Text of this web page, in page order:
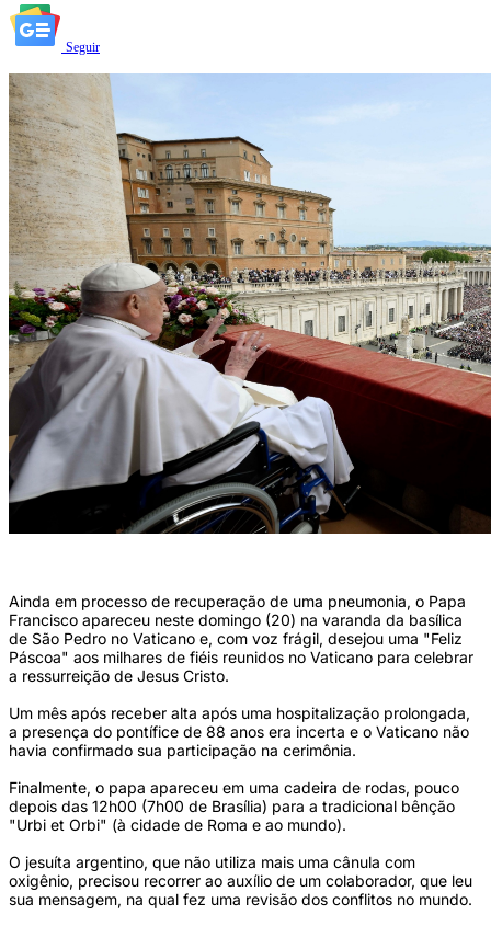
Seguir
Ainda em processo de recuperação de uma pneumonia, o Papa
Francisco apareceu neste domingo (20) na varanda da basílica
de São Pedro no Vaticano e, com voz frágil, desejou uma "Feliz
Páscoa" aos milhares de fiéis reunidos no Vaticano para celebrar
a ressurreição de Jesus Cristo.
Um mês após receber alta após uma hospitalização prolongada,
a presença do pontífice de 88 anos era incerta e o Vaticano não
havia confirmado sua participação na cerimônia.
Finalmente, o papa apareceu em uma cadeira de rodas, pouco
depois das 12h00 (7h00 de Brasília) para a tradicional bênção
"Urbi et Orbi" (à cidade de Roma e ao mundo).
O jesuíta argentino, que não utiliza mais uma cânula com
oxigênio, precisou recorrer ao auxílio de um colaborador, que leu
sua mensagem, na qual fez uma revisão dos conflitos no mundo.